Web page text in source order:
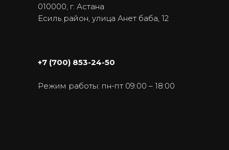
010000, г. Астана
Есиль район, улица Анет баба, 12
+7 (700) 853-24-50
Режим работы: пн-пт 09:00 – 18:00